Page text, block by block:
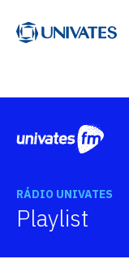
RÁDIO UNIVATES
Playlist